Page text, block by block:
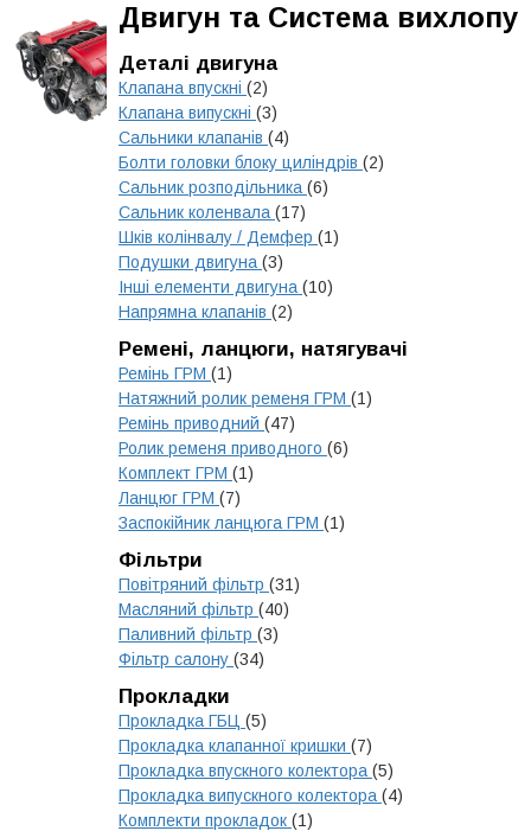
Двигун та Система вихлопу
Деталі двигуна
Клапана впускні (2)
Клапана випускні (3)
Сальники клапанів (4)
Болти головки блоку циліндрів (2)
Сальник розподільника (6)
Сальник коленвала (17)
Шків колінвалу / Демфер (1)
Подушки двигуна (3)
Інші елементи двигуна (10)
Напрямна клапанів (2)
Ремені, ланцюги, натягувачі
Ремінь ГРМ (1)
Натяжний ролик ременя ГРМ (1)
Ремінь приводний (47)
Ролик ременя приводного (6)
Комплект ГРМ (1)
Ланцюг ГРМ (7)
Заспокійник ланцюга ГРМ (1)
Фільтри
Повітряний фільтр (31)
Масляний фільтр (40)
Паливний фільтр (3)
Фільтр салону (34)
Прокладки
Прокладка ГБЦ (5)
Прокладка клапанної кришки (7)
Прокладка впускного колектора (5)
Прокладка випускного колектора (4)
Комплекти прокладок (1)